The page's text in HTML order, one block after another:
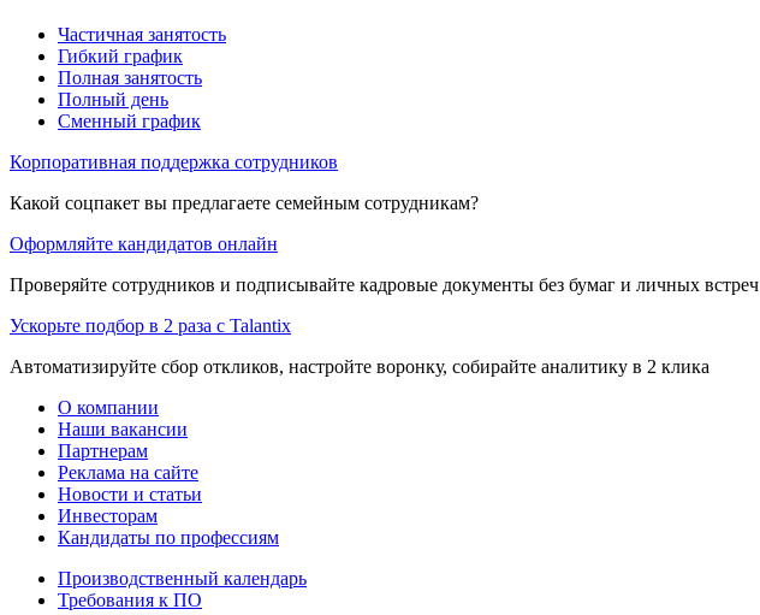
Частичная занятость
Гибкий график
Полная занятость
Полный день
Сменный график
Корпоративная поддержка сотрудников
Какой соцпакет вы предлагаете семейным сотрудникам?
Оформляйте кандидатов онлайн
Проверяйте сотрудников и подписывайте кадровые документы без бумаг и личных встреч
Ускорьте подбор в 2 раза с Talantix
Автоматизируйте сбор откликов, настройте воронку, собирайте аналитику в 2 клика
О компании
Наши вакансии
Партнерам
Реклама на сайте
Новости и статьи
Инвесторам
Кандидаты по профессиям
Производственный календарь
Требования к ПО